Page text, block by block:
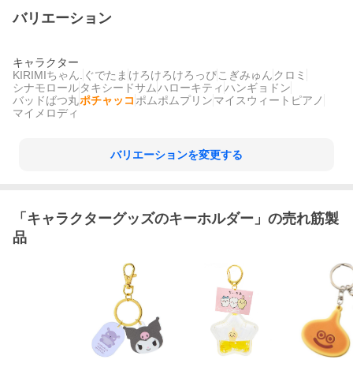
バリエーション
キャラクター
KIRIMIちゃん. ぐでたま けろけろけろっぴ こぎみゅん クロミ
シナモロールタキシードサムハローキティ ハンギョドン
バッドばつ丸ポチャッコ ポムポムプリンマイスウィートピアノ
マイメロディ
バリエーションを変更する
「 キャラクターグッズのキーホルダー 」の売れ筋製
品